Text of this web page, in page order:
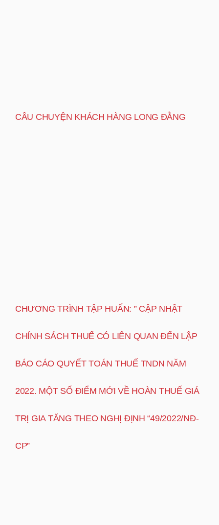
CÂU CHUYỆN KHÁCH HÀNG LONG ĐẰNG
CHƯƠNG TRÌNH TẬP HUẤN: ” CẬP NHẬT
CHÍNH SÁCH THUẾ CÓ LIÊN QUAN ĐẾN LẬP
BÁO CÁO QUYẾT TOÁN THUẾ TNDN NĂM
2022. MỘT SỐ ĐIỂM MỚI VỀ HOÀN THUẾ GIÁ
TRỊ GIA TĂNG THEO NGHỊ ĐỊNH “49/2022/NĐ-
CP”